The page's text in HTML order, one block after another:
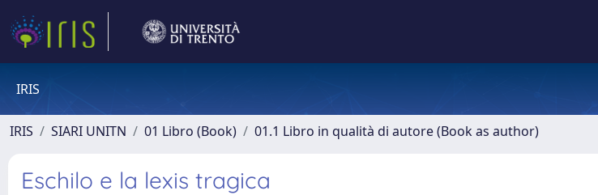
IRIS
IRIS SIARI UNITN 01 Libro (Book) 01.1 Libro in qualità di autore (Book as author)
Eschilo e la lexis tragica